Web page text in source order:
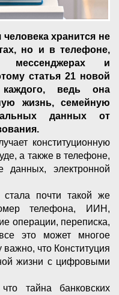
хранится не
но и в телефоне,
мессенджерах и
статья 21 новой
ведь она
жизнь, семейную
данных от
конституционную
а также в телефоне,
данных, электронной
почти такой же
телефона, ИИН,
операции, переписка,
это может многое
важно, что Конституция
жизни с цифровыми
тайна банковских